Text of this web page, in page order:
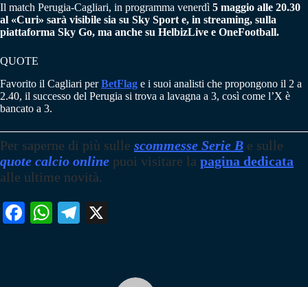
Il match Perugia-Cagliari, in programma venerdì 5 maggio alle 20.30
al «Curi» sarà visibile sia su Sky Sport e, in streaming, sulla
piattaforma Sky Go, ma anche su HelbizLive e OneFootball.
QUOTE
Favorito il Cagliari perBetFlag e i suoi analisti che propongono il 2 a
2.40, il successo del Perugia si trova a lavagna a 3, così come l’X è
bancato a 3.
Per saperne di più sulle scommesse Serie B e sulle
quote calcio online puoi visitare la pagina dedicata
alle ultime novità.
Fa W
Te